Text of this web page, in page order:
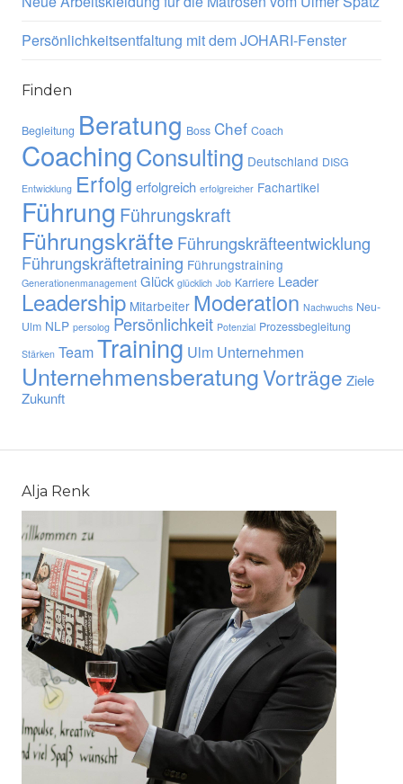
Persönlichkeitsentfaltung mit dem JOHARI-Fenster
Finden
Begleitung Beratung Boss Chef Coach
CoachingConsulting Deutschland DISG
Entwicklung Erfolg erfolgreich erfolgreicher Fachartikel
Führung Führungskraft
Führungskräfte Führungskräfteentwicklung
Führungskräftetraining Führungstraining
Generationenmanagement Glück glücklich Job Karriere Leader
Leadership Mitarbeiter Moderation Nachwuchs Neu-
Ulm NLP persolog Persönlichkeit Potenzial Prozessbegleitung
Stärken TeamTraining Ulm Unternehmen
UnternehmensberatungVorträge Ziele
Zukunft
Alja Renk